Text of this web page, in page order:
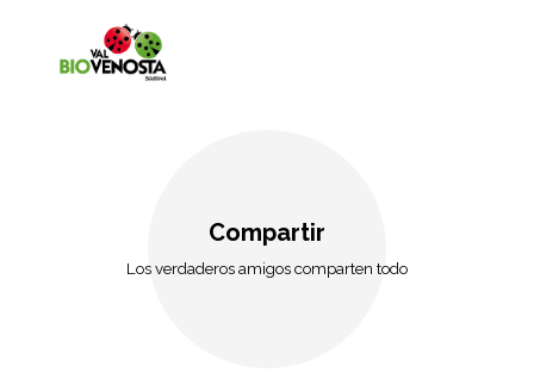
Compartir
Los verdaderos amigos comparten todo